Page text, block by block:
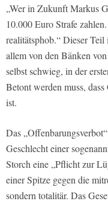
„Wer in Zukunft Markus
10.000 Euro Strafe
realitätsphob.“ Dieser
allem von den Bänken
selbst schwieg, in der
Betont werden muss,
ist.
Das
Geschlecht einer
Storch eine „Pflicht zur
einer Spitze gegen die
sondern totalitär. Das